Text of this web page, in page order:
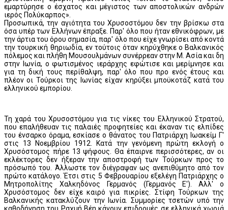
εμαρτύρησε ο έσχατος και μέγιστος των αποστολικών ανδρών
ιερός Πολύκαρπος».
Προσωπικά, την αγιότητα του Χρυσοστόμου δεν την βρίσκω στα
όσα υπέρ των Ελλήνων έπραξε. Παρ' όλο που ήταν εθνικόφρων, με
την άρτια του όρου σημασία, παρ' όλο που είχε γνωρίσει από κοντά
την τουρκική θηριωδία, εν τούτοις όταν κηρύχθηκε ο Βαλκανικός
πόλεμος και πλήθη Μουσουλμάνων συνέρρεαν στην Μ. Ασία και δη
στην Ιωνία, ο φωτισμένος ιεράρχης εφώτισε και μερίμνησε και
για τη δική τους περίθαλψη, παρ' όλο που προ ενός έτους και
πλέον οι Τούρκοι της Ιωνίας είχαν κηρύξει μποϋκοτάζ κατά του
ελληνικού εμπορίου.
Τη χαρά του Χρυσοστόμου για τις νίκες του Ελληνικού Στρατού,
που επαλήθευαν τις παλαιές προφητείες και έκαναν τις ελπίδες
του ένσαρκο όραμα, εσκίασε ο θάνατος του Πατριάρχη Ιωακείμ Γ'
στις 13 Νοεμβρίου 1912. Κατά την γενόμενη πρώτη εκλογή ο
Χρυσόστομος πήρε 13 ψήφους. Θα έπαιρνε περισσότερες, αν οι
εκλέκτορες δεν ήξεραν την αποστροφή των Τούρκων προς το
πρόσωπό του. Άλλωστε τον διέγραψαν ως ανεπιθύμητο από τον
πρώτο κατάλογο. Έτσι στις 5 Φεβρουαρίου εξελέγη Πατριάρχης ο
Μητροπολίτης Χαλκηδόνος Γερμανός (Γερμανός Ε'). Αλλ' ο
Χρυσόστομος δεν είχε καιρό για πικρίες. Στίφη Τούρκων της
Βαλκανικής κατακλύζουν την Ιωνία. Συμμορίες τσετών υπό την
καθοδήγηση του Ραχμή Βέη κάνουν επιδρομές σε ελληνικά χωριά